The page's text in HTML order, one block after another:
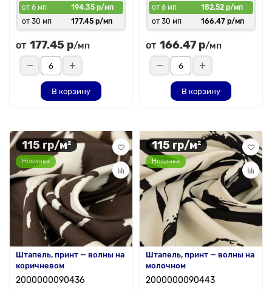
от 6 мп
194.35 р/мп
от 30 мп
177.45 р/мп
от 177.45 р/мп
В корзину
от 6 мп
182.52 р/мп
от 30 мп
166.47 р/мп
от 166.47 р/мп
В корзину
115 гр/м²
Новинка
Штапель, принт — волны на
коричневом
2000000090436
115 гр/м²
Новинка
Штапель, принт — волны на
молочном
2000000090443